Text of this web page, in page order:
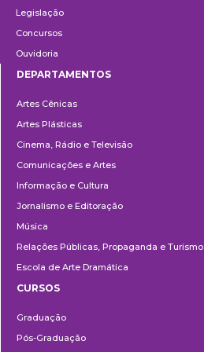
Legislação
Concursos
Ouvidoria
DEPARTAMENTOS
Artes Cênicas
Artes Plásticas
Cinema, Rádio e Televisão
Comunicações e Artes
Informação e Cultura
Jornalismo e Editoração
Música
Relações Públicas, Propaganda e Turismo
Escola de Arte Dramática
CURSOS
Graduação
Pós-Graduação